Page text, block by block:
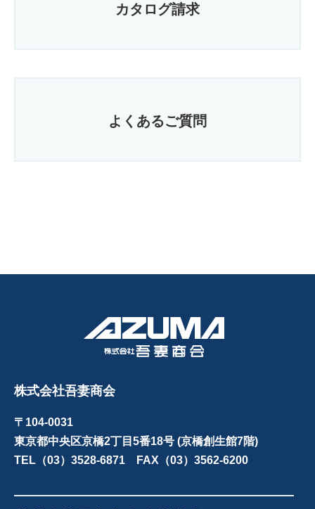
カタログ請求
よくあるご質問
株式会社吾妻商会
〒104-0031
東京都中央区京橋2丁目5番18号 (京橋創生館7階)
TEL（03）3528-6871 FAX（03）3562-6200